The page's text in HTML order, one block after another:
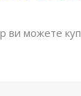
ви можете